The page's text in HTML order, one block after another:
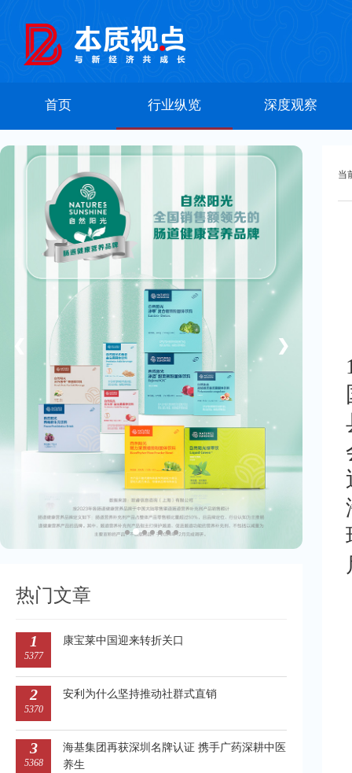
首页 行业纵览 深度观察
❯
热门文章
1
5377
康宝莱中国迎来转折关口
2
5370
安利为什么坚持推动社群式直销
3
5368
海基集团再获深圳名牌认证 携手广药深耕中医
养生
当